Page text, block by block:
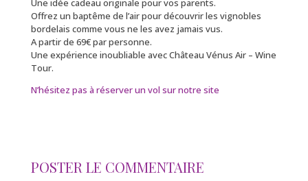
Une idée cadeau originale pour vos parents.
Offrez un baptême de l’air pour découvrir les vignobles
bordelais comme vous ne les avez jamais vus.
A partir de 69€ par personne.
Une expérience inoubliable avec Château Vénus Air – Wine
Tour.
N’hésitez pas à réserver un vol sur notre site
POSTER LE COMMENTAIRE